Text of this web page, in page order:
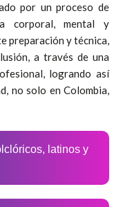
por un proceso de
corporal, mental y
preparación y técnica,
a través de una
logrando así
no solo en Colombia,
latinos y